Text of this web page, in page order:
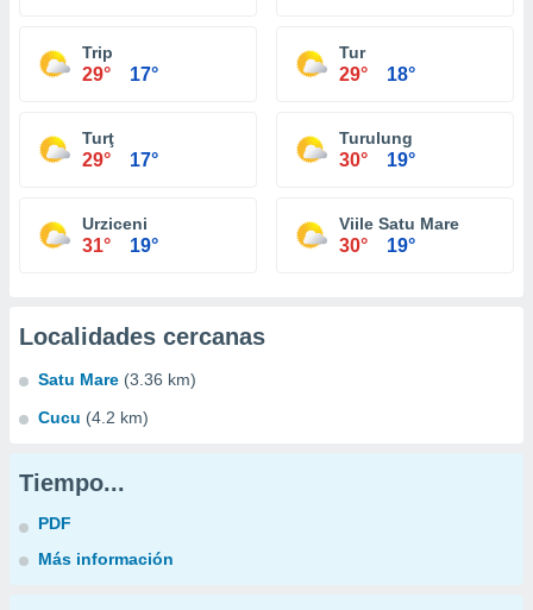
Trip
29° 17°
Tur
29° 18°
Turţ
29° 17°
Turulung
30° 19°
Urziceni
31° 19°
Viile Satu Mare
30° 19°
Localidades cercanas
Satu Mare (3.36 km)
Cucu (4.2 km)
Tiempo...
PDF
Más información